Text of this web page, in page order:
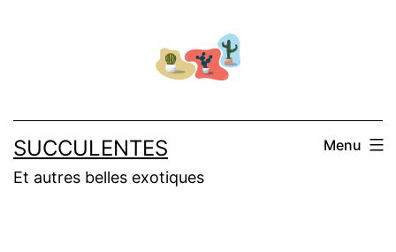
SUCCULENTES
Et autres belles exotiques
Menu